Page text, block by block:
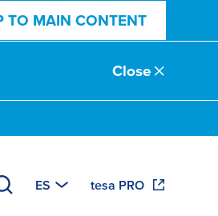
TO MAIN CONTENT
Close
ES tesa PRO